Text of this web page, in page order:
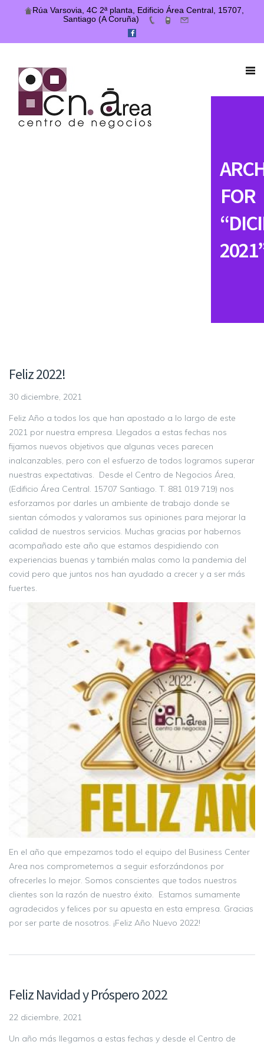
Rúa Varsovia, 4C 2ª planta, Edificio Área Central, 15707,
Santiago (A Coruña)
FOR
Feliz 2022!
30 diciembre, 2021
Feliz Año a todos los que han apostado a lo largo de este
2021 por nuestra empresa. Llegados a estas fechas nos
fijamos nuevos objetivos que algunas veces parecen
inalcanzables, pero con el esfuerzo de todos logramos superar
nuestras expectativas. Desde el Centro de Negocios Área,
(Edificio Área Central. 15707 Santiago. T. 881 019 719) nos
esforzamos por darles un ambiente de trabajo donde se
sientan cómodos y valoramos sus opiniones para mejorar la
calidad de nuestros servicios. Muchas gracias por habernos
acompañado este año que estamos despidiendo con
experiencias buenas y también malas como la pandemia del
covid pero que juntos nos han ayudado a crecer y a ser más
fuertes.
En el año que empezamos todo el equipo del Business Center
Area nos comprometemos a seguir esforzándonos por
ofrecerles lo mejor. Somos conscientes que todos nuestros
clientes son la razón de nuestro éxito. Estamos sumamente
agradecidos y felices por su apuesta en esta empresa. Gracias
por ser parte de nosotros. ¡Feliz Año Nuevo 2022!
Feliz Navidad y Próspero 2022
22 diciembre, 2021
Un año más llegamos a estas fechas y desde el Centro de